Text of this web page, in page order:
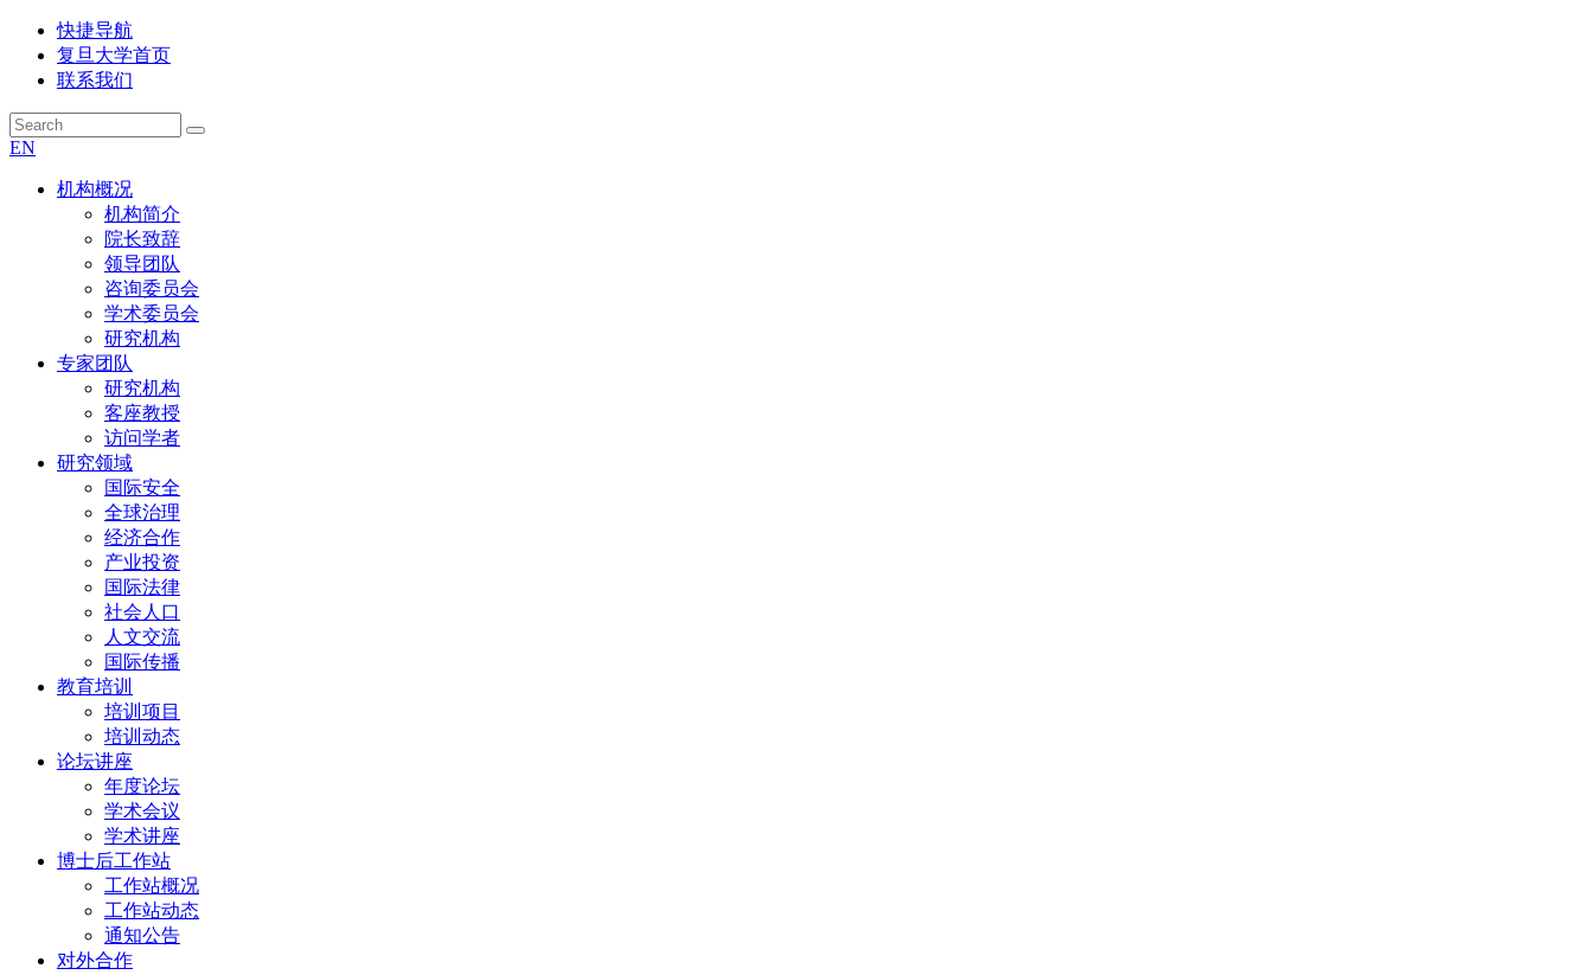
快捷导航
复旦大学首页
联系我们
EN
机构概况
机构简介
院长致辞
领导团队
咨询委员会
学术委员会
研究机构
专家团队
研究机构
客座教授
访问学者
研究领域
国际安全
全球治理
经济合作
产业投资
国际法律
社会人口
人文交流
国际传播
教育培训
培训项目
培训动态
论坛讲座
年度论坛
学术会议
学术讲座
博士后工作站
工作站概况
工作站动态
通知公告
对外合作